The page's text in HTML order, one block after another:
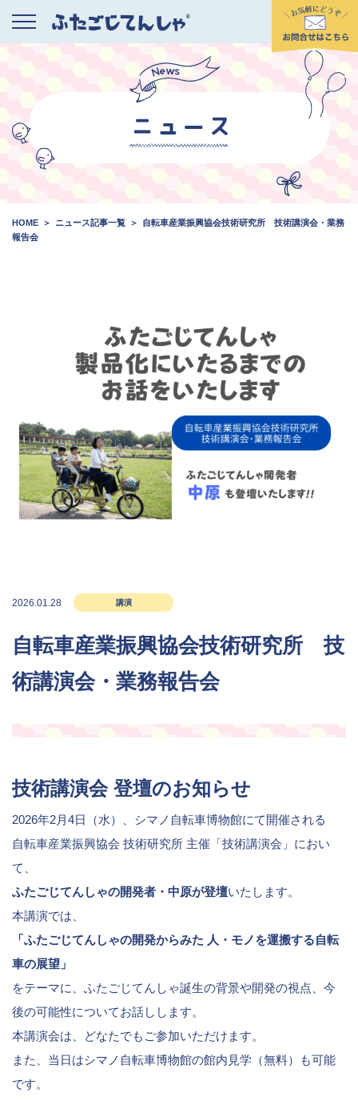
HOME ニュース記事一覧
自転車産業振興協会技術研究所 技術講演会・業務
報告会
2026.01.28 講演
自転車産業振興協会技術研究所 技
術講演会・業務報告会
技術講演会 登壇のお知らせ
2026年2月4日（水）、シマノ自転車博物館にて開催される
自転車産業振興協会 技術研究所 主催「技術講演会」におい
て、
ふたごじてんしゃの開発者・中原が登壇いたします。
本講演では、
「ふたごじてんしゃの開発からみた 人・モノを運搬する自転
車の展望」
をテーマに、ふたごじてんしゃ誕生の背景や開発の視点、今
後の可能性についてお話しします。
本講演会は、どなたでもご参加いただけます。
また、当日はシマノ自転車博物館の館内見学（無料）も可能
です。